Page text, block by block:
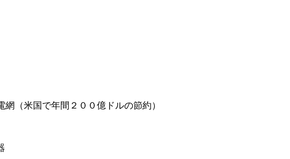
（米国で年間２００億ドルの節約）